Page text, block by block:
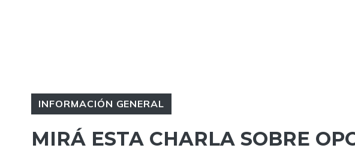
INFORMACIÓN GENERAL
MIRÁ ESTA CHARLA SOBRE